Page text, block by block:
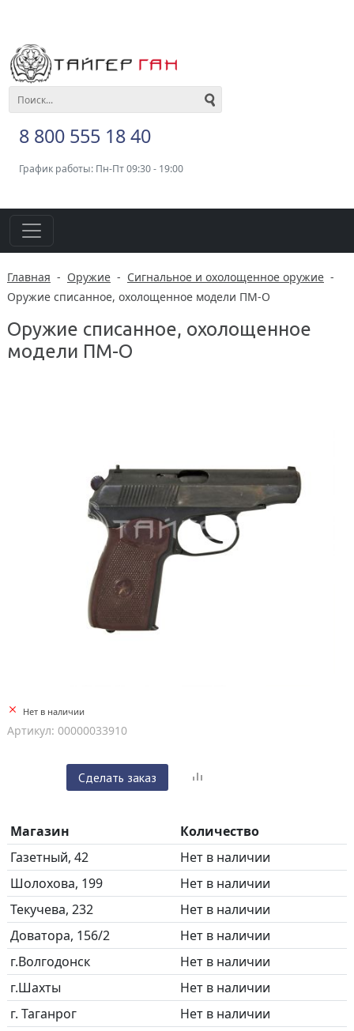
8 800 555 18 40
График работы: Пн-Пт 09:30 - 19:00
Главная - Оружие - Сигнальное и охолощенное оружие -
Оружие списанное, охолощенное модели ПМ-О
Оружие списанное, охолощенное
модели ПМ-О
Нет в наличии
Артикул: 00000033910
Сделать заказ
Магазин
Количество
Газетный, 42
Нет в наличии
Шолохова, 199
Нет в наличии
Текучева, 232
Нет в наличии
Доватора, 156/2
Нет в наличии
г.Волгодонск
Нет в наличии
г.Шахты
Нет в наличии
г. Таганрог
Нет в наличии